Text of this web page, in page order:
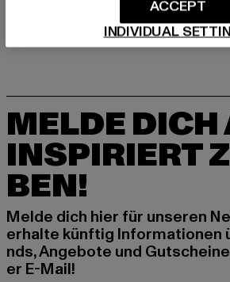
MELDE DICH
INSPIRIERT
BEN!
Melde dich hier für unseren
erhalte künftig Informationen
nds, Angebote und
er E-Mail!
INDIVIDUAL
ACCEPT